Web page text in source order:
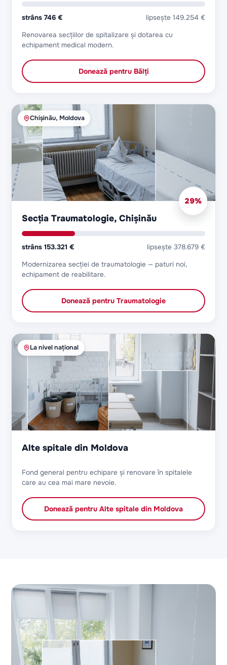
strâns 746 € lipsește 149.254 €
Renovarea secțiilor de spitalizare și dotarea cu
echipament medical modern.
Donează pentru Bălți
Chișinău, Moldova
29%
Secția Traumatologie, Chișinău
strâns 153.321 € lipsește 378.679 €
Modernizarea secției de traumatologie — paturi noi,
echipament de reabilitare.
Donează pentru Traumatologie
La nivel național
Alte spitale din Moldova
Fond general pentru echipare și renovare în spitalele
care au cea mai mare nevoie.
Donează pentru Alte spitale din Moldova